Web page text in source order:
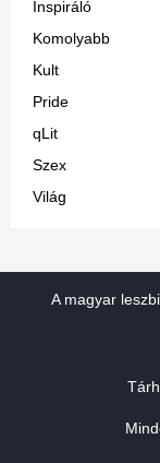
Inspiráló
Komolyabb
Kult
Pride
qLit
Szex
Világ
A magyar